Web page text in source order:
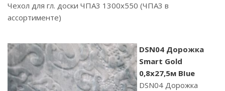
Чехол для гл. доски ЧПА3 1300х550 (ЧПА3 в
ассортименте)
DSN04 Дорожка
Smart Gold
0,8х27,5м BIue
DSN04 Дорожка